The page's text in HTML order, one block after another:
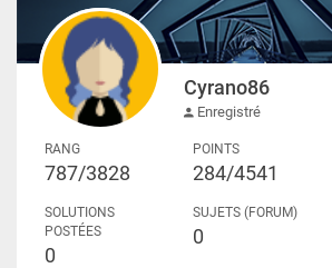
Cyrano86
Enregistré
RANG
787/3828
POINTS
284/4541
SOLUTIONS
POSTÉES
0
SUJETS (FORUM)
0